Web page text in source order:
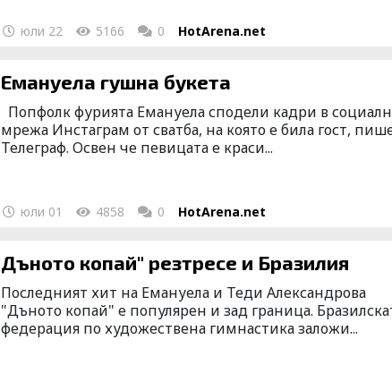
юли 22 5166 0 HotArena.net
Емануела гушна букета
Попфолк фурията Емануела сподели кадри в
мрежа Инстаграм от сватба, на която е била гост,
Телеграф. Освен че певицата е краси...
юли 01 4858 0 HotArena.net
Дъното копай" резтресе и Бразилия
Последният хит на Емануела и Теди Александрова
"Дъното копай" е популярен и зад граница.
федерация по художествена гимнастика заложи...